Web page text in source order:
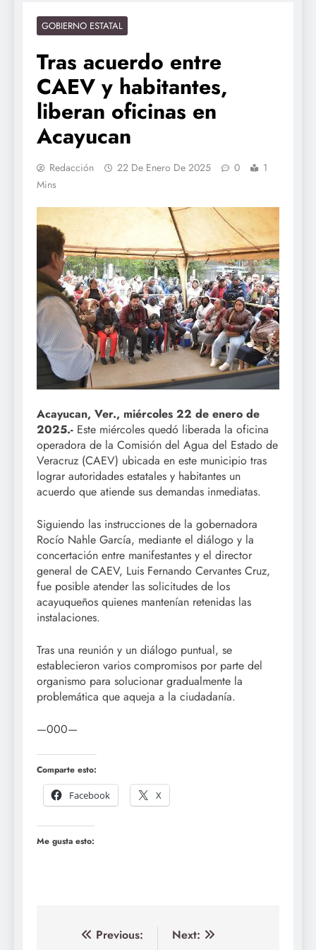
GOBIERNO ESTATAL
Tras acuerdo entre
CAEV y habitantes,
liberan oficinas en
Acayucan
Redacción 22 De Enero De 2025 0
1
Mins
Acayucan, Ver., miércoles 22 de enero de
2025.- Este miércoles quedó liberada la oficina
operadora de la Comisión del Agua del Estado de
Veracruz (CAEV) ubicada en este municipio tras
lograr autoridades estatales y habitantes un
acuerdo que atiende sus demandas inmediatas.
Siguiendo las instrucciones de la gobernadora
Rocío Nahle García, mediante el diálogo y la
concertación entre manifestantes y el director
general de CAEV, Luis Fernando Cervantes Cruz,
fue posible atender las solicitudes de los
acayuqueños quienes mantenían retenidas las
instalaciones.
Tras una reunión y un diálogo puntual, se
establecieron varios compromisos por parte del
organismo para solucionar gradualmente la
problemática que aqueja a la ciudadanía.
—000—
Comparte esto:
Facebook
X
Me gusta esto:
Navegación
Previous: Next: